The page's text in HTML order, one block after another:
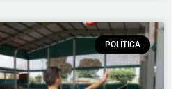
POLÍTICA